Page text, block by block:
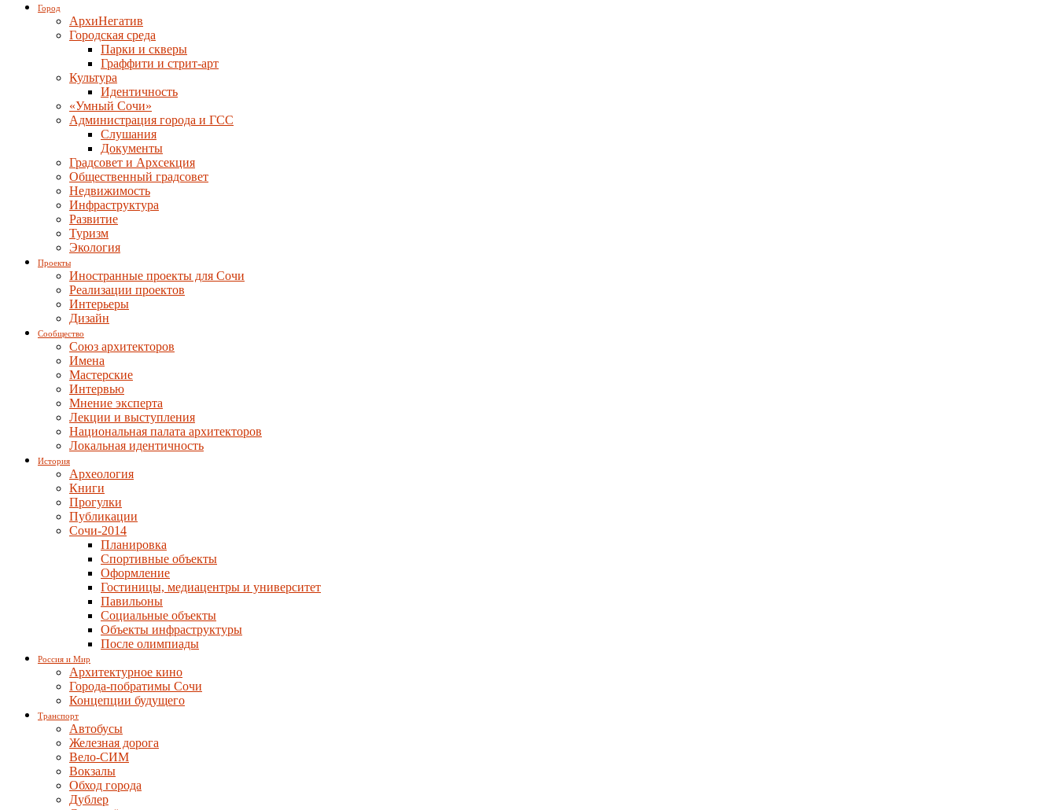
Город
АрхиНегатив
Городская среда
Парки и скверы
Граффити и стрит-арт
Культура
Идентичность
«Умный Сочи»
Администрация города и ГСС
Слушания
Документы
Градсовет и Архсекция
Общественный градсовет
Недвижимость
Инфраструктура
Развитие
Туризм
Экология
Проекты
Иностранные проекты для Сочи
Реализации проектов
Интерьеры
Дизайн
Сообщество
Союз архитекторов
Имена
Мастерские
Интервью
Мнение эксперта
Лекции и выступления
Национальная палата архитекторов
Локальная идентичность
История
Археология
Книги
Прогулки
Публикации
Сочи-2014
Планировка
Спортивные объекты
Оформление
Гостиницы, медиацентры и университет
Павильоны
Социальные объекты
Объекты инфраструктуры
После олимпиады
Россия и Мир
Архитектурное кино
Города-побратимы Сочи
Концепции будущего
Транспорт
Автобусы
Железная дорога
Вело-СИМ
Вокзалы
Обход города
Дублер